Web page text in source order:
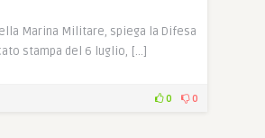
Marina Militare, spiega la Difesa
stampa del 6 luglio, […]
0 0